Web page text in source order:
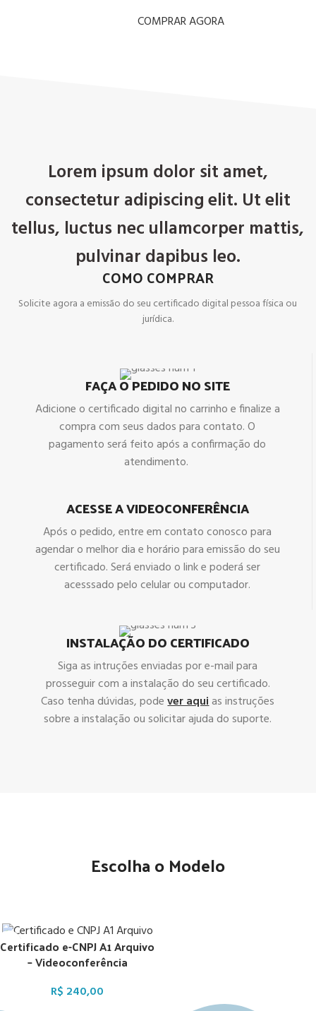
COMPRAR AGORA
Lorem ipsum dolor sit amet,
consectetur adipiscing elit. Ut elit
tellus, luctus nec ullamcorper mattis,
pulvinar dapibus leo.
COMO COMPRAR
Solicite agora a emissão do seu certificado digital pessoa física ou
jurídica.
FAÇA O PEDIDO NO SITE
Adicione o certificado digital no carrinho e finalize a
compra com seus dados para contato. O
pagamento será feito após a confirmação do
atendimento.
ACESSE A VIDEOCONFERÊNCIA
Após o pedido, entre em contato conosco para
agendar o melhor dia e horário para emissão do seu
certificado. Será enviado o link e poderá ser
acesssado pelo celular ou computador.
INSTALAÇÃO DO CERTIFICADO
Siga as intruções enviadas por e-mail para
prosseguir com a instalação do seu certificado.
Caso tenha dúvidas, podever aquias instruções
sobre a instalação ou solicitar ajuda do suporte.
Escolha o Modelo
Certificado e-CNPJ A1 Arquivo
– Videoconferência
R$ 240,00